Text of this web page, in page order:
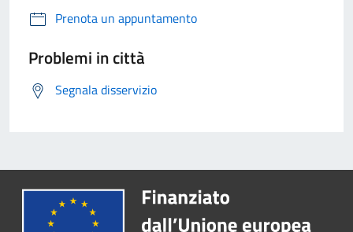
Prenota un appuntamento
Problemi in città
Segnala disservizio